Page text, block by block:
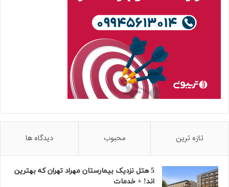
تازه ترین محبوب دیدگاه ها
5 هتل نزدیک بیمارستان مهراد تهران که بهترین‌
اند! + خدمات